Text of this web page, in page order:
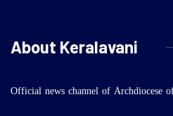
About Keralavani
Official news channel of Archdiocese